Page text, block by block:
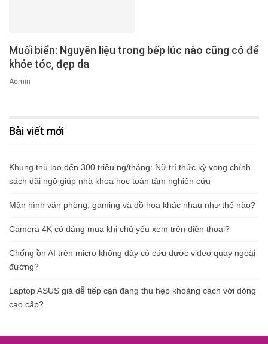
Muối biển: Nguyên liệu trong bếp lúc nào cũng có để
khỏe tóc, đẹp da
Admin
Bài viết mới
Khung thù lao đến 300 triệu ng/tháng: Nữ trí thức kỳ vọng chính
sách đãi ngộ giúp nhà khoa học toàn tâm nghiên cứu
Màn hình văn phòng, gaming và đồ họa khác nhau như thế nào?
Camera 4K có đáng mua khi chủ yếu xem trên điện thoại?
Chống ồn AI trên micro không dây có cứu được video quay ngoài
đường?
Laptop ASUS giá dễ tiếp cận đang thu hẹp khoảng cách với dòng
cao cấp?